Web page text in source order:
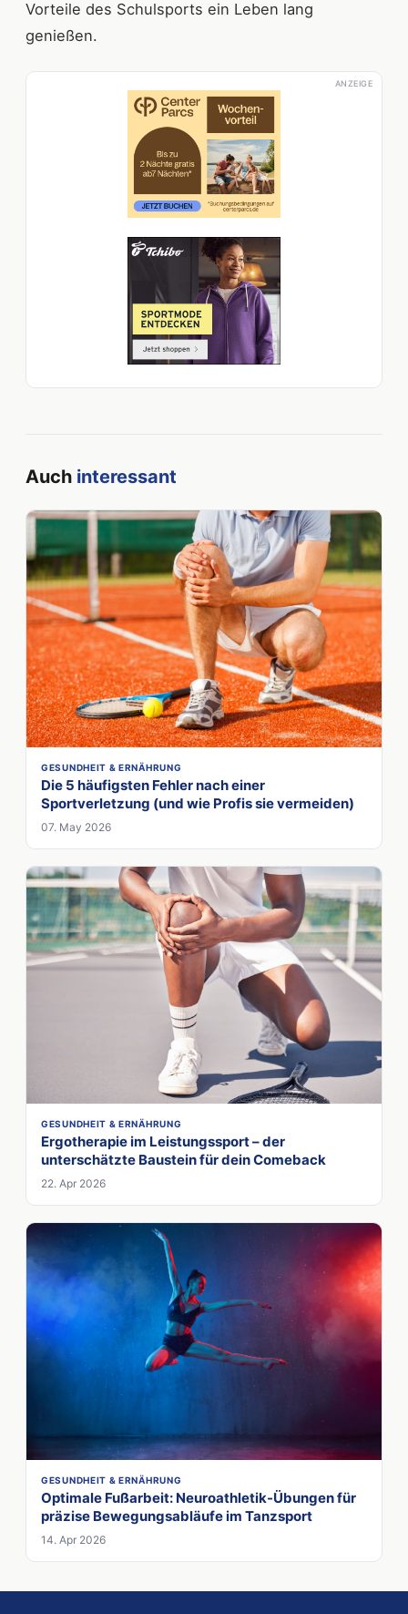
Vorteile des Schulsports ein Leben lang
genießen.
ANZEIGE
Auch interessant
GESUNDHEIT & ERNÄHRUNG
Die 5 häufigsten Fehler nach einer
Sportverletzung (und wie Profis sie vermeiden)
07. May 2026
GESUNDHEIT & ERNÄHRUNG
Ergotherapie im Leistungssport – der
unterschätzte Baustein für dein Comeback
22. Apr 2026
GESUNDHEIT & ERNÄHRUNG
Optimale Fußarbeit: Neuroathletik-Übungen für
präzise Bewegungsabläufe im Tanzsport
14. Apr 2026